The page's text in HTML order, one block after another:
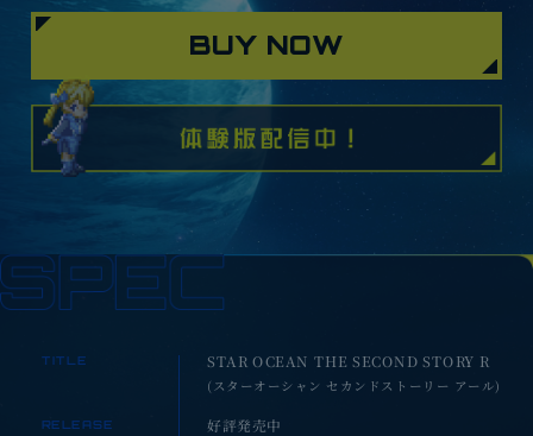
BUY NOW
TITLE STAR OCEAN THE SECOND STORY R
(スターオーシャン セカンドストーリー アール)
RELEASE 好評発売中